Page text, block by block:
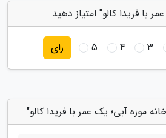
با فریدا کالو" امتیاز دهید
3
4
5 رای
موزه آبی؛ یک عمر با فریدا کالو"